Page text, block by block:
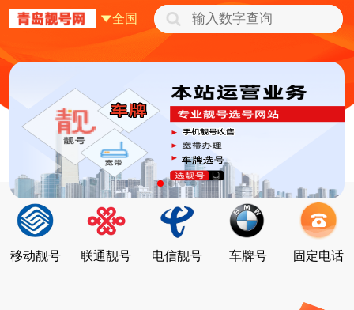
全国
移动靓号 联通靓号 电信靓号 车牌号 固定电话